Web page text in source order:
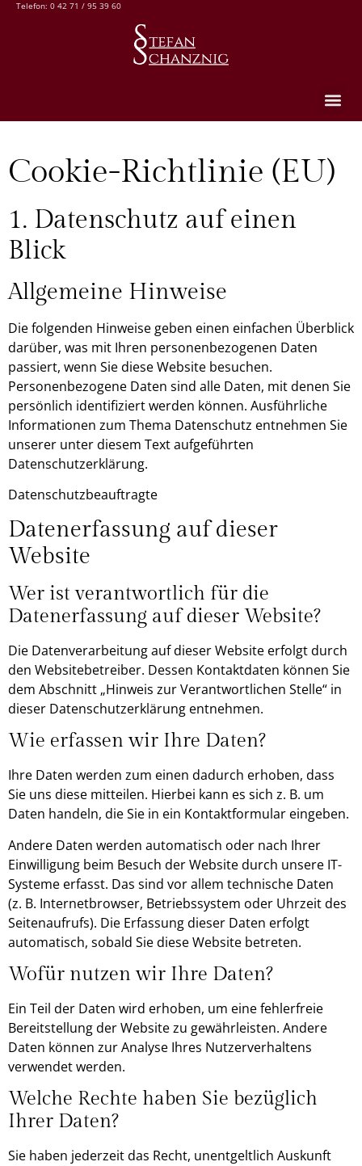
Telefon: 0 42 71 / 95 39 60
Cookie-Richtlinie (EU)
1. Datenschutz auf einen
Blick
Allgemeine Hinweise
Die folgenden Hinweise geben einen einfachen Überblick
darüber, was mit Ihren personenbezogenen Daten
passiert, wenn Sie diese Website besuchen.
Personenbezogene Daten sind alle Daten, mit denen Sie
persönlich identifiziert werden können. Ausführliche
Informationen zum Thema Datenschutz entnehmen Sie
unserer unter diesem Text aufgeführten
Datenschutzerklärung.
Datenschutzbeauftragte
Datenerfassung auf dieser
Website
Wer ist verantwortlich für die
Datenerfassung auf dieser Website?
Die Datenverarbeitung auf dieser Website erfolgt durch
den Websitebetreiber. Dessen Kontaktdaten können Sie
dem Abschnitt „Hinweis zur Verantwortlichen Stelle“ in
dieser Datenschutzerklärung entnehmen.
Wie erfassen wir Ihre Daten?
Ihre Daten werden zum einen dadurch erhoben, dass
Sie uns diese mitteilen. Hierbei kann es sich z. B. um
Daten handeln, die Sie in ein Kontaktformular eingeben.
Andere Daten werden automatisch oder nach Ihrer
Einwilligung beim Besuch der Website durch unsere IT-
Systeme erfasst. Das sind vor allem technische Daten
(z. B. Internetbrowser, Betriebssystem oder Uhrzeit des
Seitenaufrufs). Die Erfassung dieser Daten erfolgt
automatisch, sobald Sie diese Website betreten.
Wofür nutzen wir Ihre Daten?
Ein Teil der Daten wird erhoben, um eine fehlerfreie
Bereitstellung der Website zu gewährleisten. Andere
Daten können zur Analyse Ihres Nutzerverhaltens
verwendet werden.
Welche Rechte haben Sie bezüglich
Ihrer Daten?
Sie haben jederzeit das Recht, unentgeltlich Auskunft